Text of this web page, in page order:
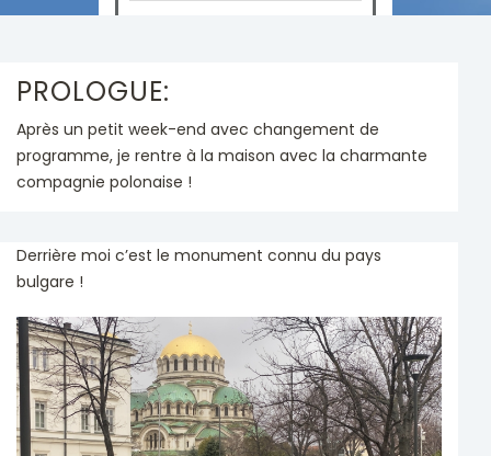
PROLOGUE:
Après un petit week-end avec changement de
programme, je rentre à la maison avec la charmante
compagnie polonaise !
Derrière moi c’est le monument connu du pays
bulgare !